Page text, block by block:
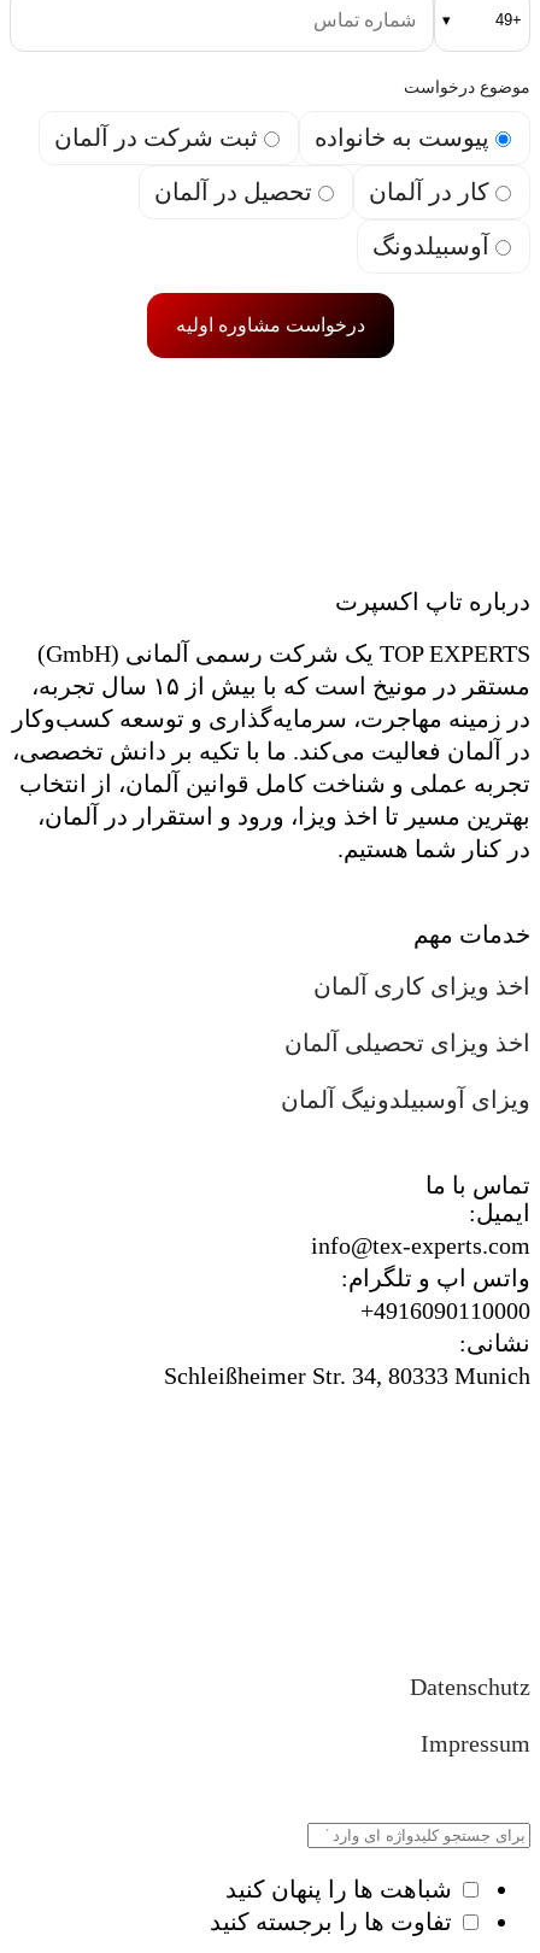
+49
▾
موضوع درخواست
پیوست به خانواده ثبت شرکت در آلمان
کار در آلمان تحصیل در آلمان
آوسبیلدونگ
درخواست مشاوره اولیه
درباره تاپ اکسپرت
TOP EXPERTS یک شرکت رسمی آلمانی (GmbH)
مستقر در مونیخ است که با بیش از ۱۵ سال تجربه،
در زمینه مهاجرت، سرمایه‌گذاری و توسعه کسب‌وکار
در آلمان فعالیت می‌کند. ما با تکیه بر دانش تخصصی،
تجربه عملی و شناخت کامل قوانین آلمان، از انتخاب
بهترین مسیر تا اخذ ویزا، ورود و استقرار در آلمان،
در کنار شما هستیم.
خدمات مهم
اخذ ویزای کاری آلمان
اخذ ویزای تحصیلی آلمان
ویزای آوسبیلدونیگ آلمان
تماس با ما
ایمیل:
info@tex-experts.com
واتس اپ و تلگرام:
4916090110000+
نشانی:
Schleißheimer Str. 34, 80333 Munich
Datenschutz
Impressum
شباهت ها را پنهان کنید
تفاوت ها را برجسته کنید